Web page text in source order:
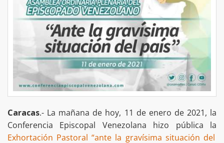
Caracas.- La mañana de hoy, 11 de enero de 2021, la
Conferencia Episcopal Venezolana hizo pública la
Exhortación Pastoral “ante la gravísima situación del